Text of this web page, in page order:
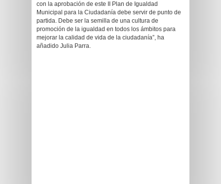
con la aprobación de este II Plan de Igualdad
Municipal para la Ciudadanía debe servir de punto de
partida. Debe ser la semilla de una cultura de
promoción de la igualdad en todos los ámbitos para
mejorar la calidad de vida de la ciudadanía”, ha
añadido Julia Parra.